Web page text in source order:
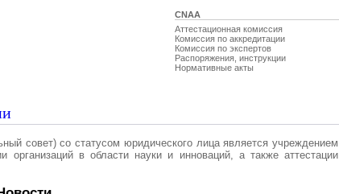
CNAA
Аттестационная комиссия
Комиссия по аккредитации
Комиссия по экспертов
Распоряжения, инструкции
Нормативные акты
совет) со статусом юридического лица является учреждением
организаций в области науки и инноваций, а также аттестации